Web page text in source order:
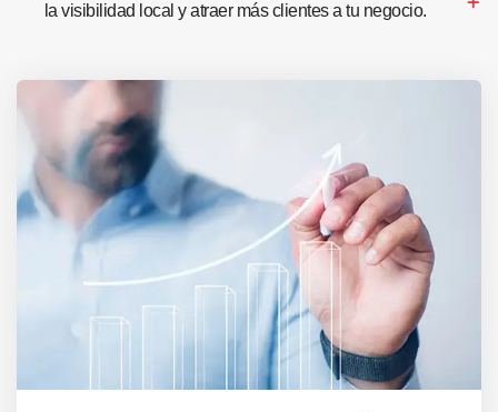
la visibilidad local y atraer más clientes a tu negocio.